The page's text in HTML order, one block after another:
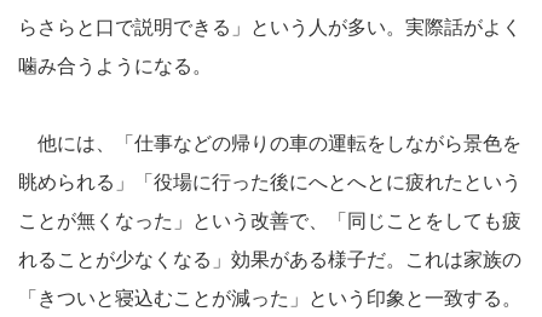
らさらと口で説明できる」という人が多い。実際話がよく
噛み合うようになる。
他には、「仕事などの帰りの車の運転をしながら景色を
眺められる」「役場に行った後にへとへとに疲れたという
ことが無くなった」という改善で、「同じことをしても疲
れることが少なくなる」効果がある様子だ。これは家族の
「きついと寝込むことが減った」という印象と一致する。